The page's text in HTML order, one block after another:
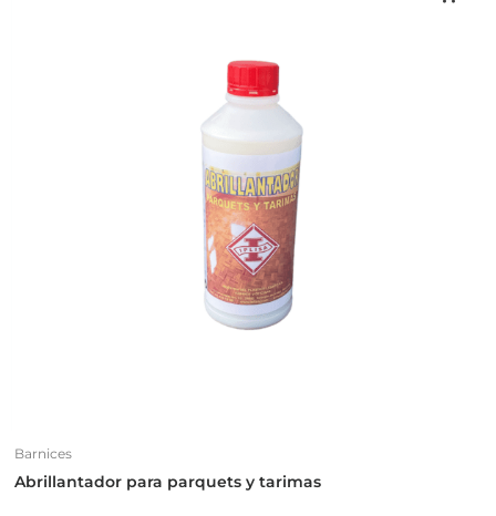
Barnices
Abrillantador para parquets y tarimas